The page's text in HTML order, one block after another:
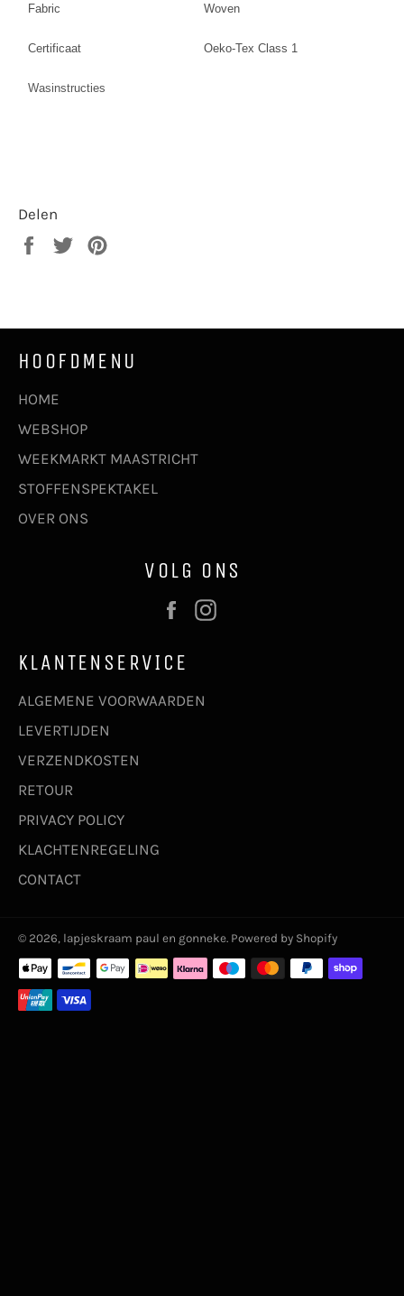
Fabric Woven
Certificaat Oeko-Tex Class 1
Wasinstructies
Delen
Delen
Twitteren
HOOFDMENU
HOME
WEBSHOP
WEEKMARKT MAASTRICHT
STOFFENSPEKTAKEL
OVER ONS
VOLG ONS
Facebook
KLANTENSERVICE
ALGEMENE VOORWAARDEN
LEVERTIJDEN
VERZENDKOSTEN
RETOUR
PRIVACY POLICY
KLACHTENREGELING
CONTACT
© 2026, lapjeskraam paul en gonneke. Powered by Shopify
Betaalmethoden